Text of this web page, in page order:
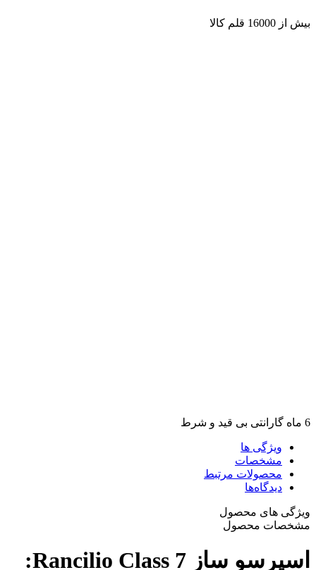
بیش از 16000 قلم کالا
6 ماه گارانتی بی قید و شرط
ویژگی ها
مشخصات
محصولات مرتبط
دیدگاه‌ها
ویژگی های محصول
مشخصات محصول
اسپرسو ساز Rancilio Class 7: